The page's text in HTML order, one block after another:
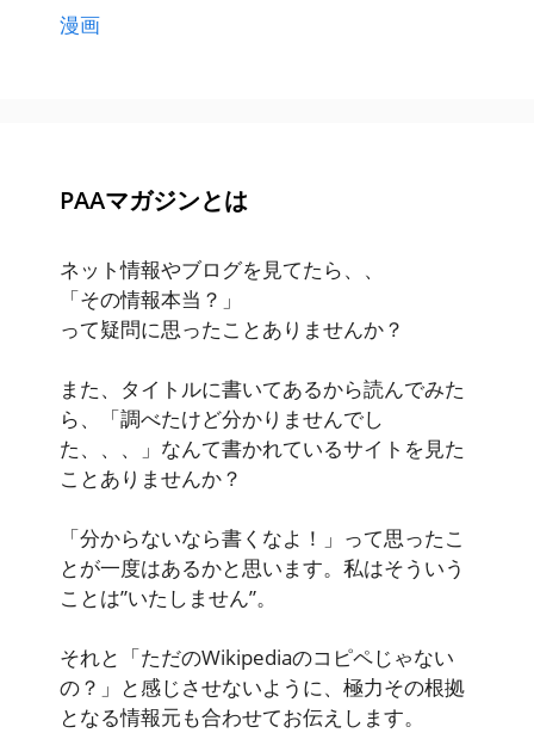
漫画
PAAマガジンとは
ネット情報やブログを見てたら、、
「その情報本当？」
って疑問に思ったことありませんか？
また、タイトルに書いてあるから読んでみた
ら、「調べたけど分かりませんでし
た、、、」なんて書かれているサイトを見た
ことありませんか？
「分からないなら書くなよ！」って思ったこ
とが一度はあるかと思います。私はそういう
ことは”いたしません”。
それと「ただのWikipediaのコピペじゃない
の？」と感じさせないように、極力その根拠
となる情報元も合わせてお伝えします。